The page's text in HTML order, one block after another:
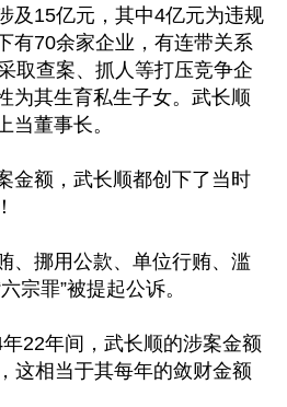
及15亿元，其中4亿元为违规
有70余家企业，有连带关系
取查案、抓人等打压竞争企
为其生育私生子女。武长顺
当董事长。
金额，武长顺都创下了当时
、挪用公款、单位行贿、滥
宗罪”被提起公诉。
22年间，武长顺的涉案金额
这相当于其每年的敛财金额